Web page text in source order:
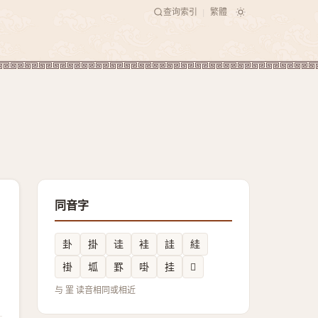
查询索引 繁體
同音字
卦 掛 诖 袿 詿
絓
褂
坬 罫 啩 挂 𡒑
与 罣 读音相同或相近